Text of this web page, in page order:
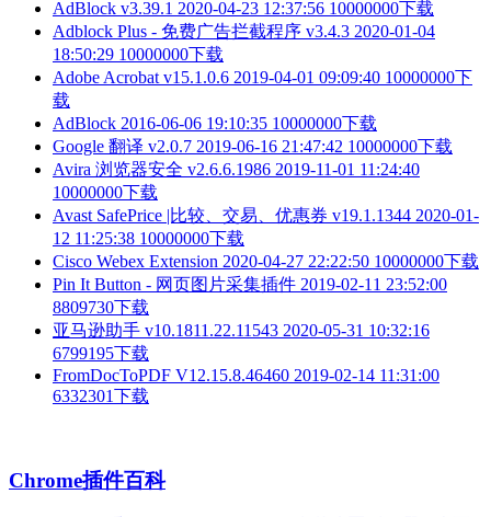
AdBlock v3.39.1 2020-04-23 12:37:56 10000000下载
Adblock Plus - 免费广告拦截程序 v3.4.3 2020-01-04
18:50:29 10000000下载
Adobe Acrobat v15.1.0.6 2019-04-01 09:09:40 10000000下
载
AdBlock 2016-06-06 19:10:35 10000000下载
Google 翻译 v2.0.7 2019-06-16 21:47:42 10000000下载
Avira 浏览器安全 v2.6.6.1986 2019-11-01 11:24:40
10000000下载
Avast SafePrice |比较、交易、优惠券 v19.1.1344 2020-01-
12 11:25:38 10000000下载
Cisco Webex Extension 2020-04-27 22:22:50 10000000下载
Pin It Button - 网页图片采集插件 2019-02-11 23:52:00
8809730下载
亚马逊助手 v10.1811.22.11543 2020-05-31 10:32:16
6799195下载
FromDocToPDF V12.15.8.46460 2019-02-14 11:31:00
6332301下载
Chrome插件百科